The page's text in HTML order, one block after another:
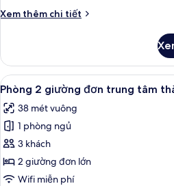
thành
Xem thêm chi tiết
Chi
Phòng
đôi
trung
thành
phố
Xem
tất
cả
ảnh
Phòng
2
giường
Bộ
6
Phòng 2 giường đơn trung tâm
38 mét vuông
1 phòng ngủ
3 khách
2 giường đơn lớn
Wifi miễn phí